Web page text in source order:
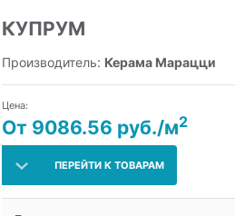
КУПРУМ
Производитель: Керама Марацци
Цена:
От 9086.56 руб./м2
ПЕРЕЙТИ К ТОВАРАМ